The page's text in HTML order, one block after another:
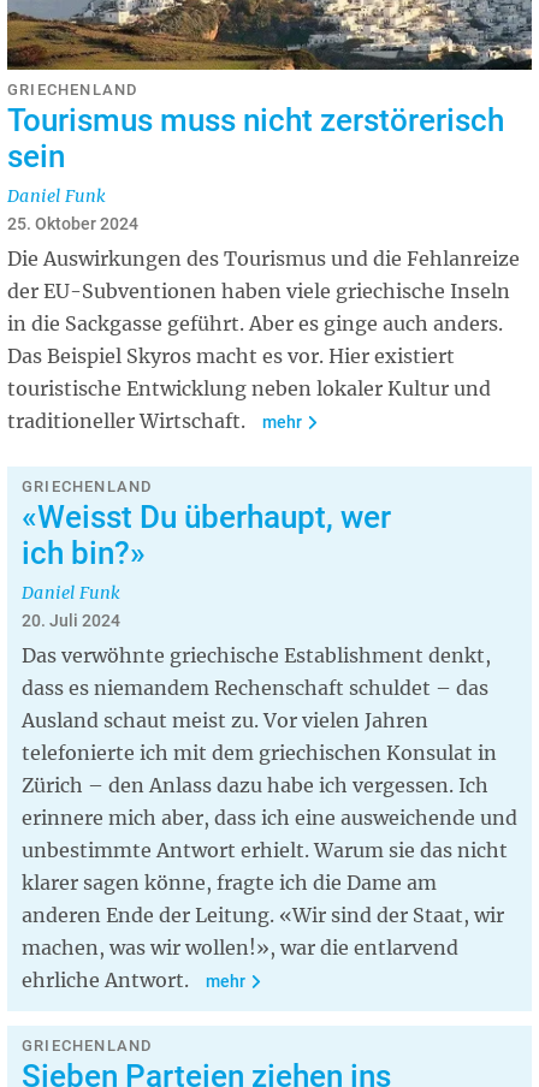
GRIECHENLAND
Tourismus muss nicht zerstörerisch
sein
Daniel Funk
25. Oktober 2024
Die Auswirkungen des Tourismus und die Fehlanreize
der EU-Subventionen haben viele griechische Inseln
in die Sackgasse geführt. Aber es ginge auch anders.
Das Beispiel Skyros macht es vor. Hier existiert
touristische Entwicklung neben lokaler Kultur und
traditioneller Wirtschaft.
mehr
GRIECHENLAND
«Weisst Du überhaupt, wer
ich bin?»
Daniel Funk
20. Juli 2024
Das verwöhnte griechische Establishment denkt,
dass es niemandem Rechenschaft schuldet – das
Ausland schaut meist zu. Vor vielen Jahren
telefonierte ich mit dem griechischen Konsulat in
Zürich – den Anlass dazu habe ich vergessen. Ich
erinnere mich aber, dass ich eine ausweichende und
unbestimmte Antwort erhielt. Warum sie das nicht
klarer sagen könne, fragte ich die Dame am
anderen Ende der Leitung. «Wir sind der Staat, wir
machen, was wir wollen!», war die entlarvend
ehrliche Antwort.
mehr
GRIECHENLAND
Sieben Parteien ziehen ins